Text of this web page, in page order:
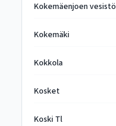
Kokemäenjoen vesistö
Kokemäki
Kokkola
Kosket
Koski Tl